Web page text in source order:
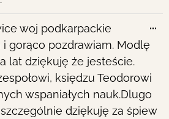
woj podkarpackie
gorąco pozdrawiam. Modlę
lat dziękuję że jesteście.
księdzu Teodorowi
wspaniałych nauk.Dlugo
dziękuję za śpiew
...